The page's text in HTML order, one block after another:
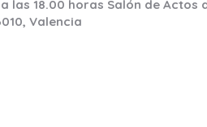
las 18.00 horas Salón de Actos
Valencia